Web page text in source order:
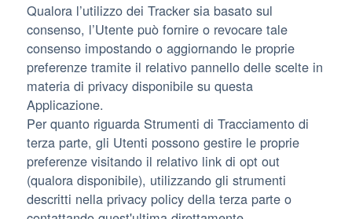
Qualora l’utilizzo dei Tracker sia basato sul
consenso, l’Utente può fornire o revocare tale
consenso impostando o aggiornando le proprie
preferenze tramite il relativo pannello delle scelte in
materia di privacy disponibile su questa
Applicazione.
Per quanto riguarda Strumenti di Tracciamento di
terza parte, gli Utenti possono gestire le proprie
preferenze visitando il relativo link di opt out
(qualora disponibile), utilizzando gli strumenti
descritti nella privacy policy della terza parte o